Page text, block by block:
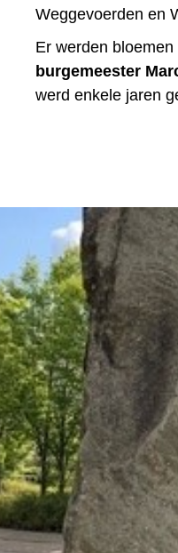
Weggevoerden en
Er werden
burgemeester
werd enkele jaren